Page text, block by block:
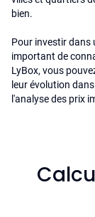
bien.
Pour investir dans
important de
LyBox, vous
leur évolution
l'analyse des prix